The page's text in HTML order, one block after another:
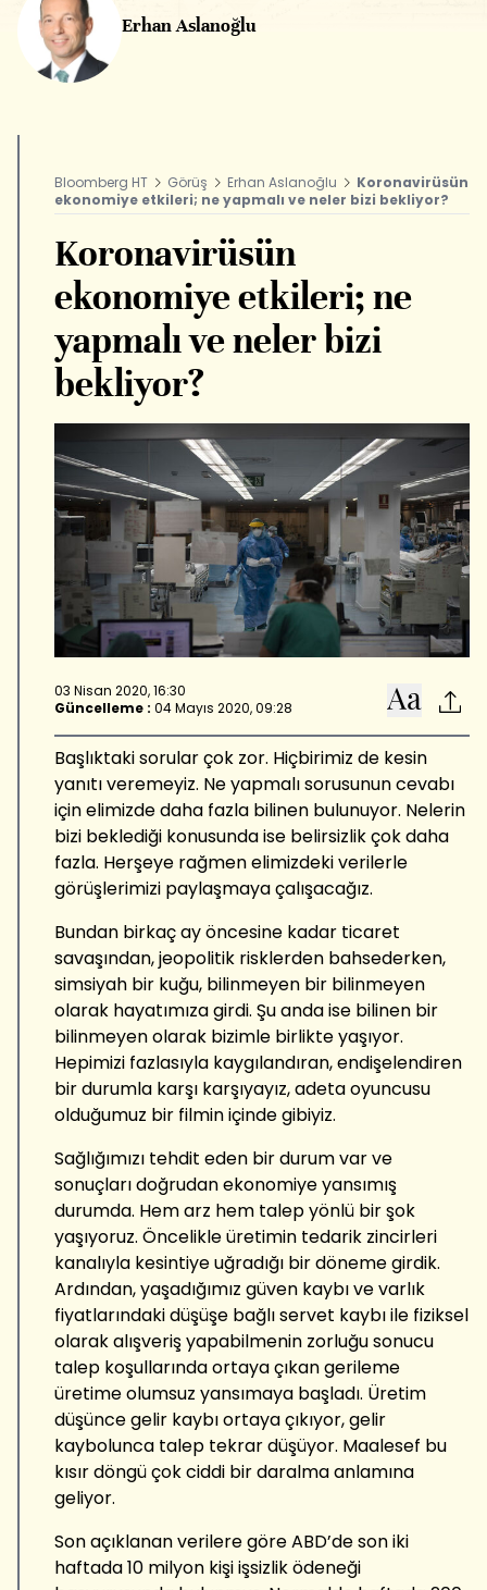
Erhan Aslanoğlu
Bloomberg HT Görüş Erhan Aslanoğlu
Koronavirüsün
ekonomiye etkileri; ne yapmalı ve neler bizi bekliyor?
Koronavirüsün
ekonomiye etkileri; ne
yapmalı ve neler bizi
bekliyor?
03 Nisan 2020, 16:30
Güncelleme : 04 Mayıs 2020, 09:28
Başlıktaki sorular çok zor. Hiçbirimiz de kesin
yanıtı veremeyiz. Ne yapmalı sorusunun cevabı
için elimizde daha fazla bilinen bulunuyor. Nelerin
bizi beklediği konusunda ise belirsizlik çok daha
fazla. Herşeye rağmen elimizdeki verilerle
görüşlerimizi paylaşmaya çalışacağız.
Bundan birkaç ay öncesine kadar ticaret
savaşından, jeopolitik risklerden bahsederken,
simsiyah bir kuğu, bilinmeyen bir bilinmeyen
olarak hayatımıza girdi. Şu anda ise bilinen bir
bilinmeyen olarak bizimle birlikte yaşıyor.
Hepimizi fazlasıyla kaygılandıran, endişelendiren
bir durumla karşı karşıyayız, adeta oyuncusu
olduğumuz bir filmin içinde gibiyiz.
Sağlığımızı tehdit eden bir durum var ve
sonuçları doğrudan ekonomiye yansımış
durumda. Hem arz hem talep yönlü bir şok
yaşıyoruz. Öncelikle üretimin tedarik zincirleri
kanalıyla kesintiye uğradığı bir döneme girdik.
Ardından, yaşadığımız güven kaybı ve varlık
fiyatlarındaki düşüşe bağlı servet kaybı ile fiziksel
olarak alışveriş yapabilmenin zorluğu sonucu
talep koşullarında ortaya çıkan gerileme
üretime olumsuz yansımaya başladı. Üretim
düşünce gelir kaybı ortaya çıkıyor, gelir
kaybolunca talep tekrar düşüyor. Maalesef bu
kısır döngü çok ciddi bir daralma anlamına
geliyor.
Son açıklanan verilere göre ABD’de son iki
haftada 10 milyon kişi işsizlik ödeneği